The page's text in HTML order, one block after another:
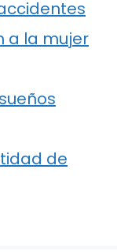
a la mujer
de